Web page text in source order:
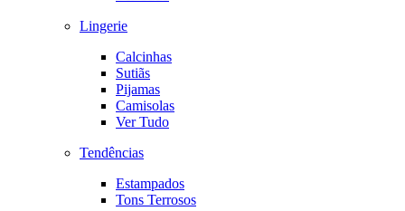
Lingerie
Calcinhas
Sutiãs
Pijamas
Camisolas
Ver Tudo
Tendências
Estampados
Tons Terrosos